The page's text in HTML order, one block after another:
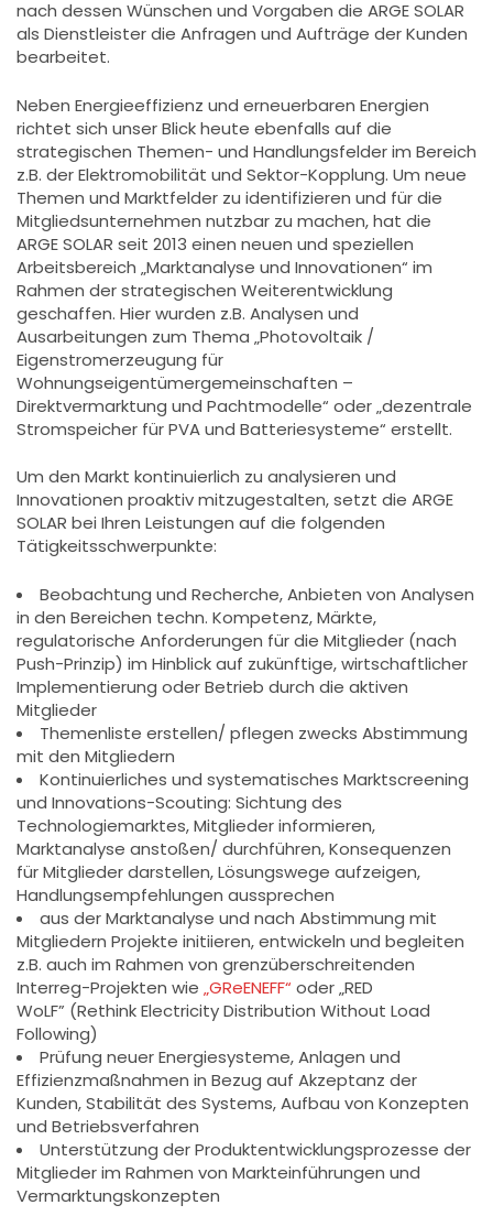
nach dessen Wünschen und Vorgaben die ARGE SOLAR
als Dienstleister die Anfragen und Aufträge der Kunden
bearbeitet.
Neben Energieeffizienz und erneuerbaren Energien
richtet sich unser Blick heute ebenfalls auf die
strategischen Themen- und Handlungsfelder im Bereich
z.B. der Elektromobilität und Sektor-Kopplung. Um neue
Themen und Marktfelder zu identifizieren und für die
Mitgliedsunternehmen nutzbar zu machen, hat die
ARGE SOLAR seit 2013 einen neuen und speziellen
Arbeitsbereich „Marktanalyse und Innovationen“ im
Rahmen der strategischen Weiterentwicklung
geschaffen. Hier wurden z.B. Analysen und
Ausarbeitungen zum Thema „Photovoltaik /
Eigenstromerzeugung für
Wohnungseigentümergemeinschaften –
Direktvermarktung und Pachtmodelle“ oder „dezentrale
Stromspeicher für PVA und Batteriesysteme“ erstellt.
Um den Markt kontinuierlich zu analysieren und
Innovationen proaktiv mitzugestalten, setzt die ARGE
SOLAR bei Ihren Leistungen auf die folgenden
Tätigkeitsschwerpunkte:
Beobachtung und Recherche, Anbieten von Analysen
in den Bereichen techn. Kompetenz, Märkte,
regulatorische Anforderungen für die Mitglieder (nach
Push-Prinzip) im Hinblick auf zukünftige, wirtschaftlicher
Implementierung oder Betrieb durch die aktiven
Mitglieder
Themenliste erstellen/ pflegen zwecks Abstimmung
mit den Mitgliedern
Kontinuierliches und systematisches Marktscreening
und Innovations-Scouting: Sichtung des
Technologiemarktes, Mitglieder informieren,
Marktanalyse anstoßen/ durchführen, Konsequenzen
für Mitglieder darstellen, Lösungswege aufzeigen,
Handlungsempfehlungen aussprechen
aus der Marktanalyse und nach Abstimmung mit
Mitgliedern Projekte initiieren, entwickeln und begleiten
z.B. auch im Rahmen von grenzüberschreitenden
Interreg-Projekten wie „GReENEFF“ oder „RED
WoLF” (Rethink Electricity Distribution Without Load
Following)
Prüfung neuer Energiesysteme, Anlagen und
Effizienzmaßnahmen in Bezug auf Akzeptanz der
Kunden, Stabilität des Systems, Aufbau von Konzepten
und Betriebsverfahren
Unterstützung der Produktentwicklungsprozesse der
Mitglieder im Rahmen von Markteinführungen und
Vermarktungskonzepten